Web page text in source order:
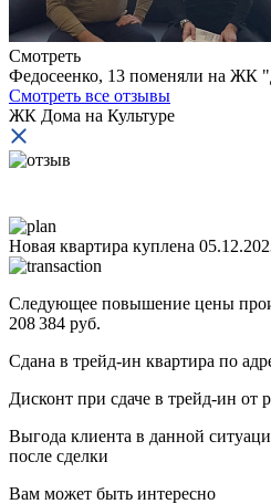
Смотреть
Федосеенко, 13 поменяли на ЖК
Смотреть все отзывы
ЖК Дома на Культуре
Новая квартира куплена
Следующее повышение цены
208 384 руб.
Сдана в трейд-ин квартира по
Дисконт при сдаче в трейд-ин от
Выгода клиента в данной
после сделки
Вам может быть интересно